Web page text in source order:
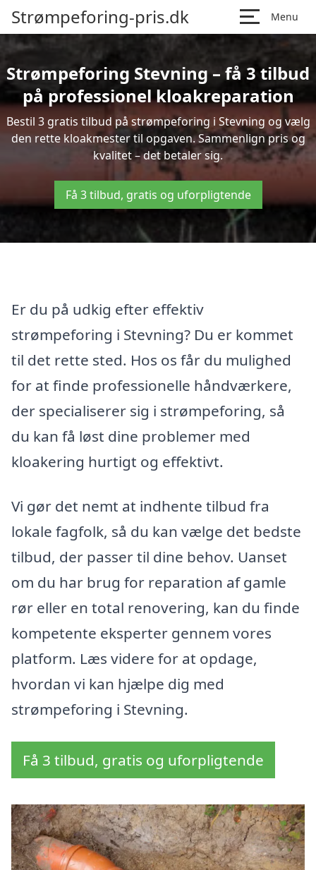
Strømpeforing-pris.dk Menu
Strømpeforing Stevning – få 3 tilbud
på professionel kloakreparation
Bestil 3 gratis tilbud på strømpeforing i Stevning og vælg
den rette kloakmester til opgaven. Sammenlign pris og
kvalitet – det betaler sig.
Få 3 tilbud, gratis og uforpligtende
Er du på udkig efter effektiv
strømpeforing i Stevning? Du er kommet
til det rette sted. Hos os får du mulighed
for at finde professionelle håndværkere,
der specialiserer sig i strømpeforing, så
du kan få løst dine problemer med
kloakering hurtigt og effektivt.
Vi gør det nemt at indhente tilbud fra
lokale fagfolk, så du kan vælge det bedste
tilbud, der passer til dine behov. Uanset
om du har brug for reparation af gamle
rør eller en total renovering, kan du finde
kompetente eksperter gennem vores
platform. Læs videre for at opdage,
hvordan vi kan hjælpe dig med
strømpeforing i Stevning.
Få 3 tilbud, gratis og uforpligtende